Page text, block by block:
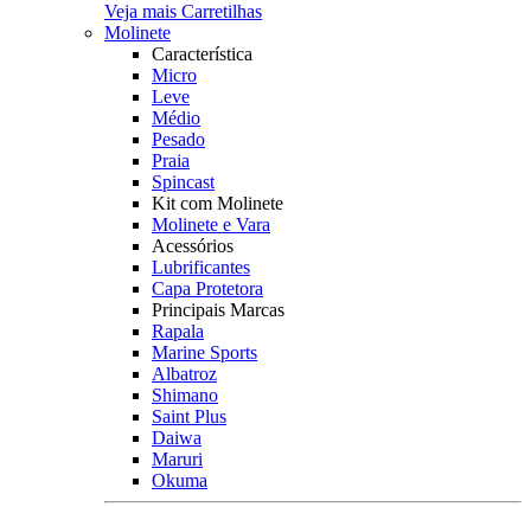
Veja mais Carretilhas
Molinete
Característica
Micro
Leve
Médio
Pesado
Praia
Spincast
Kit com Molinete
Molinete e Vara
Acessórios
Lubrificantes
Capa Protetora
Principais Marcas
Rapala
Marine Sports
Albatroz
Shimano
Saint Plus
Daiwa
Maruri
Okuma